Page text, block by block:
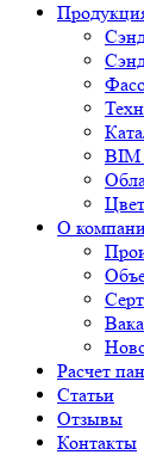
BIM
О
Расчет
Статьи
Отзывы
Контакты